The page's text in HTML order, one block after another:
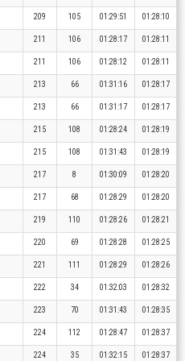
209 105 01:29:51 01:28:10
211 106 01:28:17 01:28:11
211 106 01:28:12 01:28:11
213 66 01:31:16 01:28:17
213 66 01:31:17 01:28:17
215 108 01:28:24 01:28:19
215 108 01:31:43 01:28:19
217 8 01:30:09 01:28:20
217 68 01:28:29 01:28:20
219 110 01:28:26 01:28:21
220 69 01:28:28 01:28:25
221 111 01:28:29 01:28:26
222 34 01:32:03 01:28:32
223 70 01:31:43 01:28:35
224 112 01:28:47 01:28:37
224 35 01:32:15 01:28:37